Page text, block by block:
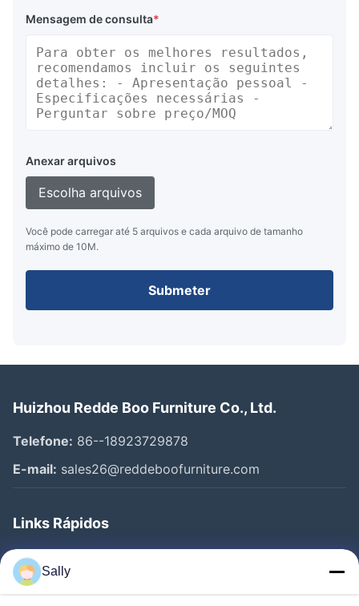
Mensagem de consulta*
Anexar arquivos
Escolha arquivos
Você pode carregar até 5 arquivos e cada arquivo de tamanho
máximo de 10M.
Submeter
Huizhou Redde Boo Furniture Co., Ltd.
Telefone: 86--18923729878
E-mail: sales26@reddeboofurniture.com
Links Rápidos
Casa
Produtos
Sally